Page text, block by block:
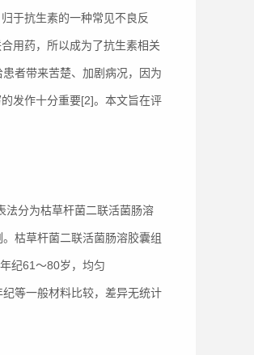
于抗生素的一种常见不良反
用药，所以成为了抗生素相关
者带来苦楚、加剧病况，因为
发作十分重要[2]。本文旨在评
法分为枯草杆菌二联活菌肠溶
枯草杆菌二联活菌肠溶胶囊组
纪61～80岁，均匀
等一般材料比较，差异无统计